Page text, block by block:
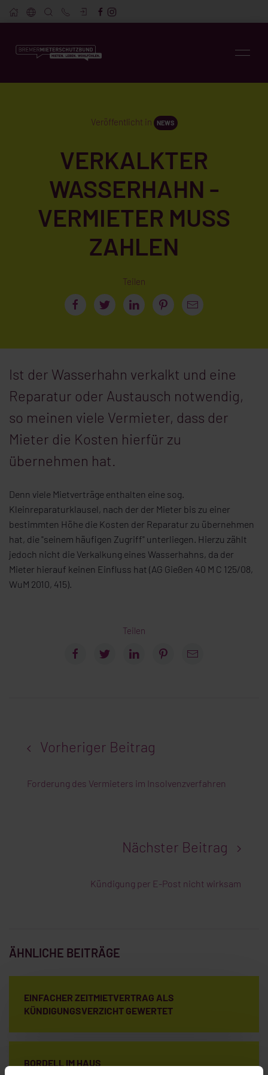
Veröffentlicht in NEWS
VERKALKTER
WASSERHAHN -
VERMIETER MUSS
ZAHLEN
Teilen
Ist der Wasserhahn verkalkt und eine
Reparatur oder Austausch notwendig,
so meinen viele Vermieter, dass der
Mieter die Kosten hierfür zu
übernehmen hat.
Denn viele Mietverträge enthalten eine sog.
Kleinreparaturklausel, nach der der Mieter bis zu einer
bestimmten Höhe die Kosten der Reparatur zu übernehmen
hat, die "seinem häufigen Zugriff" unterliegen. Hierzu zählt
jedoch nicht die Verkalkung eines Wasserhahns, da der
Mieter hierauf keinen Einfluss hat (AG Gießen 40 M C 125/08,
WuM 2010, 415).
Teilen
Vorheriger Beitrag
Forderung des Vermieters im Insolvenzverfahren
Nächster Beitrag
Kündigung per E-Post nicht wirksam
ÄHNLICHE BEITRÄGE
EINFACHER ZEITMIETVERTRAG ALS
KÜNDIGUNGSVERZICHT GEWERTET
BORDELL IM HAUS